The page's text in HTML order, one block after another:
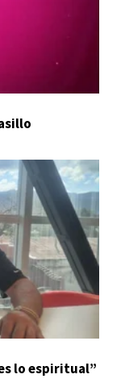
lo espiritual”